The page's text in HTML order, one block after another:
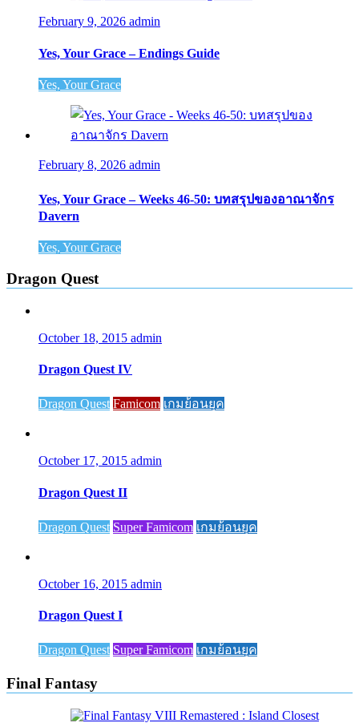
February 9, 2026 admin
Yes, Your Grace – Endings Guide
Yes, Your Grace
February 8, 2026 admin
Yes, Your Grace – Weeks 46-50: บทสรุปของอาณาจักร
Davern
Yes, Your Grace
Dragon Quest
October 18, 2015 admin
Dragon Quest IV
Dragon Quest Famicom เกมย้อนยุค
October 17, 2015 admin
Dragon Quest II
Dragon Quest Super Famicom เกมย้อนยุค
October 16, 2015 admin
Dragon Quest I
Dragon Quest Super Famicom เกมย้อนยุค
Final Fantasy